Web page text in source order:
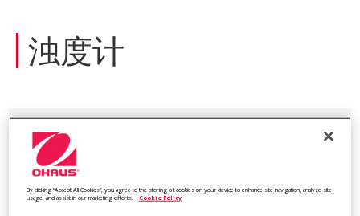
浊度计
浏览所有浊度计型号
By clicking “Accept All Cookies”, you agree to the storing of cookies on your device to enhance site navigation, analyze site
usage, and assist in our marketing efforts.
Cookie Policy